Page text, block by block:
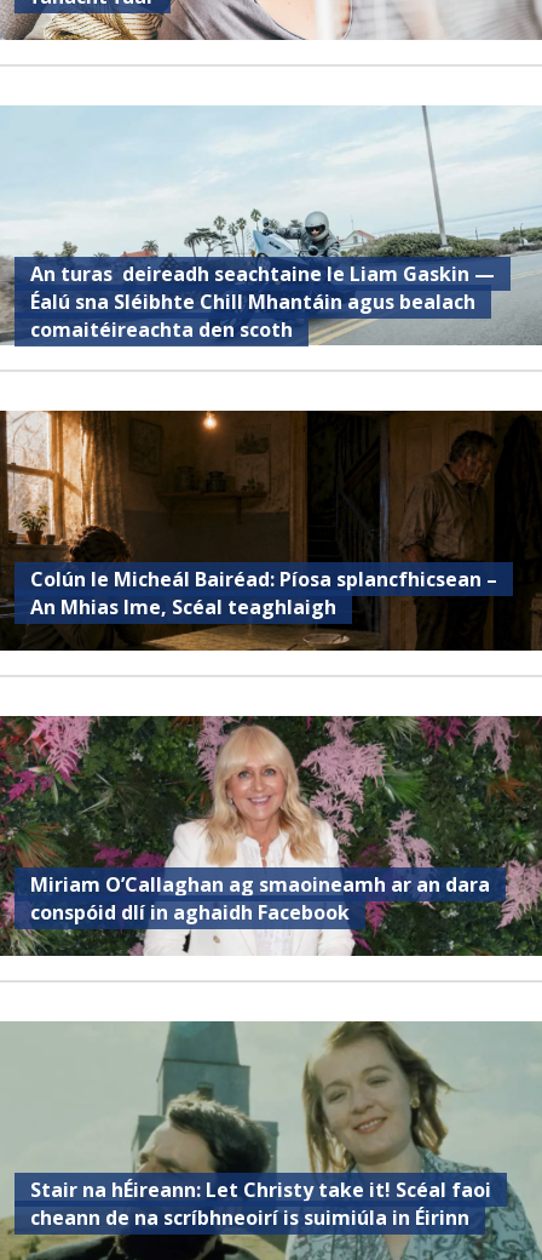
An turas deireadh seachtaine le Liam Gaskin —
Éalú sna Sléibhte Chill Mhantáin agus bealach
comaitéireachta den scoth
Colún le Micheál Bairéad: Píosa splancfhicsean –
An Mhias Ime, Scéal teaghlaigh
Miriam O’Callaghan ag smaoineamh ar an dara
conspóid dlí in aghaidh Facebook
Stair na hÉireann: Let Christy take it! Scéal faoi
cheann de na scríbhneoirí is suimiúla in Éirinn